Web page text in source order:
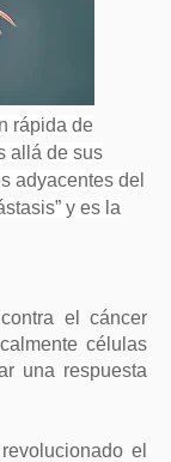
rápida de
allá de sus
adyacentes del
y es la
el cáncer
células
una respuesta
el